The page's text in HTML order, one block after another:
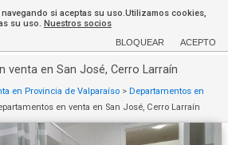
si aceptas su uso.Utilizamos cookies,
su uso. Nuestros socios
BLOQUEAR ACEPTO
venta en San José, Cerro Larraín
en Provincia de Valparaíso > Departamentos en
en venta en San José, Cerro Larraín